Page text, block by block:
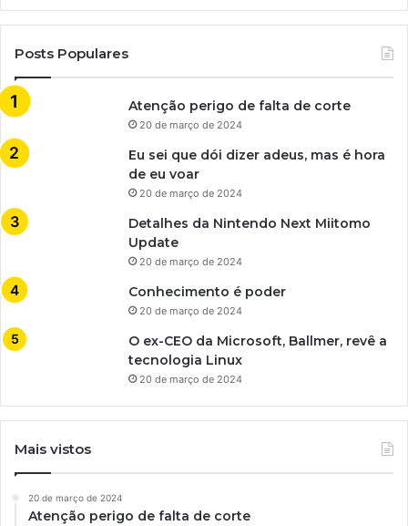
Posts Populares
Atenção perigo de falta de corte
20 de março de 2024
Eu sei que dói dizer adeus, mas é hora
de eu voar
20 de março de 2024
Detalhes da Nintendo Next Miitomo
Update
20 de março de 2024
Conhecimento é poder
20 de março de 2024
O ex-CEO da Microsoft, Ballmer, revê a
tecnologia Linux
20 de março de 2024
Mais vistos
20 de março de 2024
Atenção perigo de falta de corte